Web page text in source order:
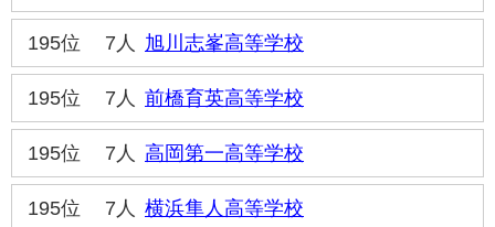
195位 7人 旭川志峯高等学校
195位 7人 前橋育英高等学校
195位 7人 高岡第一高等学校
195位 7人 横浜隼人高等学校